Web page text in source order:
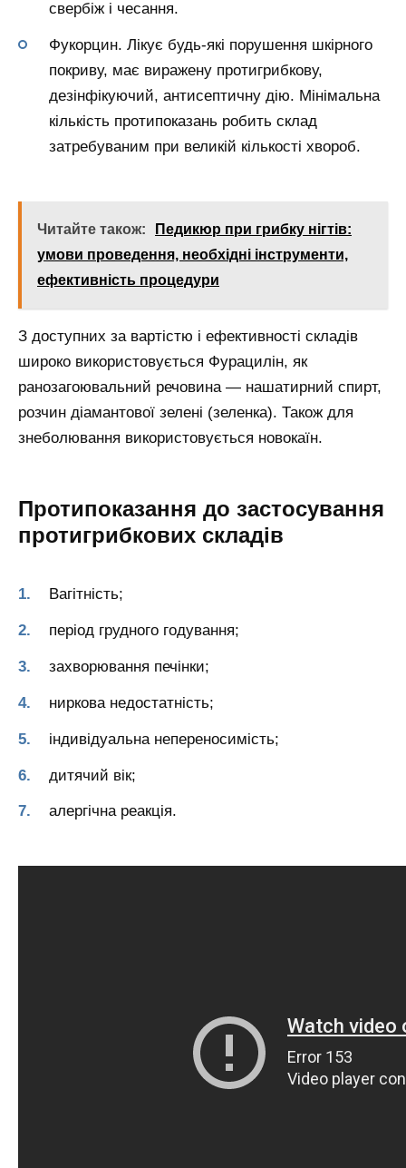
свербіж і чесання.
Фукорцин. Лікує будь-які порушення шкірного
покриву, має виражену протигрибкову,
дезінфікуючий, антисептичну дію. Мінімальна
кількість протипоказань робить склад
затребуваним при великій кількості хвороб.
Читайте також:
Педикюр при грибку нігтів:
умови проведення, необхідні інструменти,
ефективність процедури
З доступних за вартістю і ефективності складів
широко використовується Фурацилін, як
ранозагоювальний речовина — нашатирний спирт,
розчин діамантової зелені (зеленка). Також для
знеболювання використовується новокаїн.
Протипоказання до застосування
протигрибкових складів
Вагітність;
період грудного годування;
захворювання печінки;
ниркова недостатність;
індивідуальна непереносимість;
дитячий вік;
алергічна реакція.